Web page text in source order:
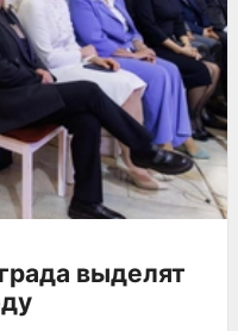
выделят